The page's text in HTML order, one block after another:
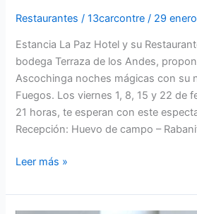
Restaurantes /13carcontre/ 29
Estancia La Paz Hotel y su
bodega Terraza de los Andes,
Ascochinga noches mágicas con su
Fuegos. Los viernes 1, 8, 15 y 22 de
21 horas, te esperan con este
Recepción: Huevo de campo –
Leer más »